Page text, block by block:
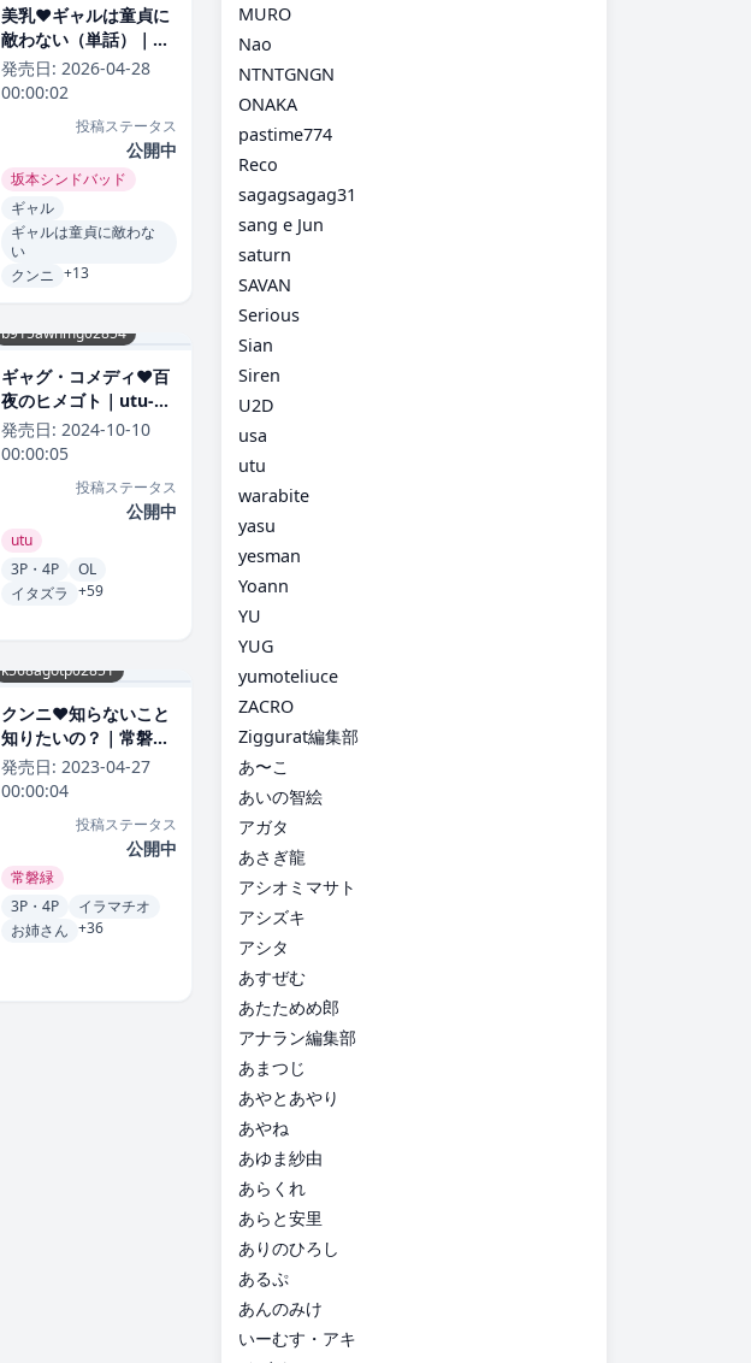
美乳❤ギャルは童貞に
敵わない（単話）｜坂
本シンドバッド-評価
4.83
発売日: 2026-04-28
00:00:02
投稿ステータス
公開中
坂本シンドバッド
ギャル
ギャルは童貞に敵わな
い
クンニ +13
b915awnmg02854
ギャグ・コメディ❤百
夜のヒメゴト｜utu-評
価5.00
発売日: 2024-10-10
00:00:05
投稿ステータス
公開中
utu
3P・4P
OL
イタズラ +59
k568agotp02851
クンニ❤知らないこと
知りたいの？｜常磐緑-
評価4.85
発売日: 2023-04-27
00:00:04
投稿ステータス
公開中
常磐緑
3P・4P
イラマチオ
お姉さん +36
MURO
Nao
NTNTGNGN
ONAKA
pastime774
Reco
sagagsagag31
sang e Jun
saturn
SAVAN
Serious
Sian
Siren
U2D
usa
utu
warabite
yasu
yesman
Yoann
YU
YUG
yumoteliuce
ZACRO
Ziggurat編集部
あ〜こ
あいの智絵
アガタ
あさぎ龍
アシオミマサト
アシズキ
アシタ
あすぜむ
あたためめ郎
アナラン編集部
あまつじ
あやとあやり
あやね
あゆま紗由
あらくれ
あらと安里
ありのひろし
あるぷ
あんのみけ
いーむす・アキ